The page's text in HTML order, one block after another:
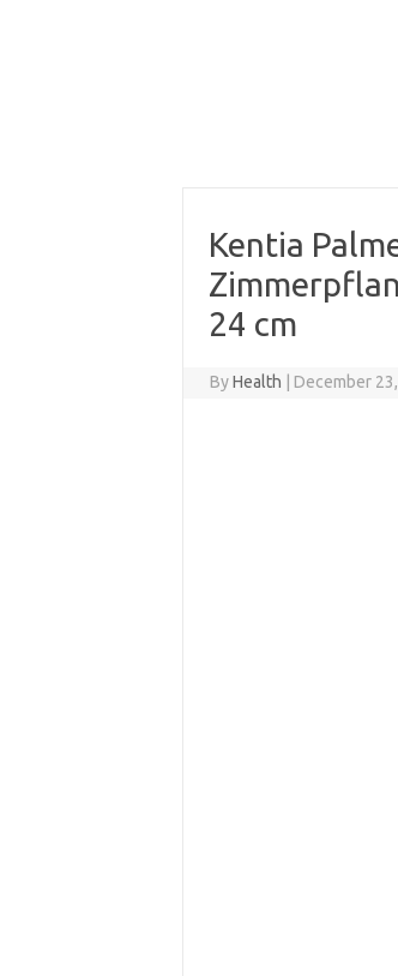
Kentia
24 cm
ByHealth December